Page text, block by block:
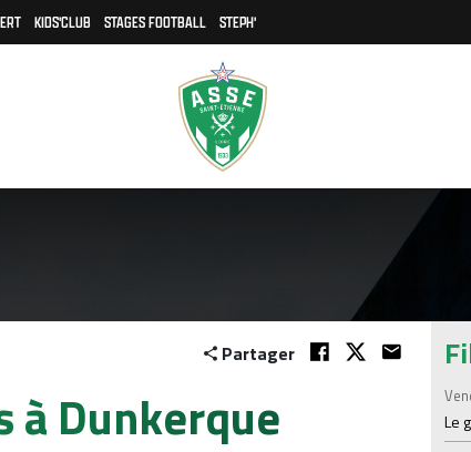
KIDS'CLUB STAGES FOOTBALL STEPH'
Partager
à Dunkerque Le